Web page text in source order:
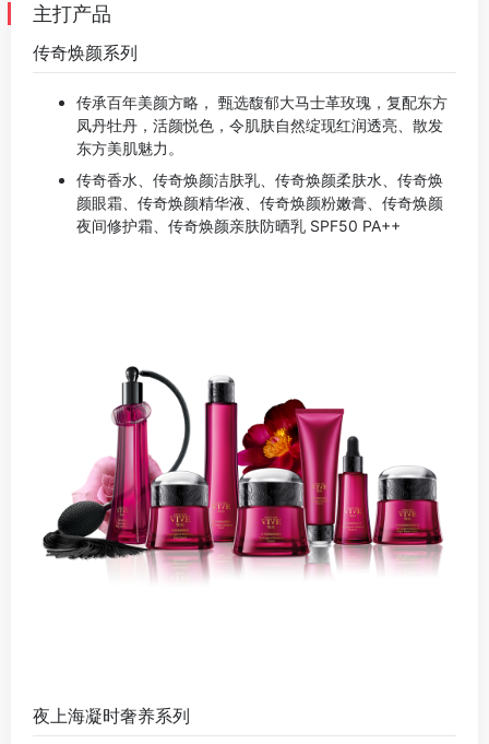
主打产品
传奇焕颜系列
传承百年美颜方略， 甄选馥郁大马士革玫瑰，复配东方
凤丹牡丹，活颜悦色，令肌肤自然绽现红润透亮、散发
东方美肌魅力。
传奇香水、传奇焕颜洁肤乳、传奇焕颜柔肤水、传奇焕
颜眼霜、传奇焕颜精华液、传奇焕颜粉嫩膏、传奇焕颜
夜间修护霜、传奇焕颜亲肤防晒乳 SPF50 PA++
夜上海凝时奢养系列